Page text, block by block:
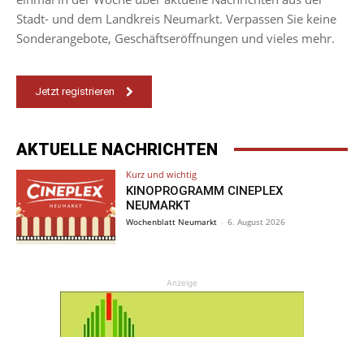
Stadt- und dem Landkreis Neumarkt. Verpassen Sie keine
Sonderangebote, Geschäftseröffnungen und vieles mehr.
Jetzt registrieren
AKTUELLE NACHRICHTEN
Kurz und wichtig
KINOPROGRAMM CINEPLEX
NEUMARKT
Wochenblatt Neumarkt - 6. August 2026
Anzeige